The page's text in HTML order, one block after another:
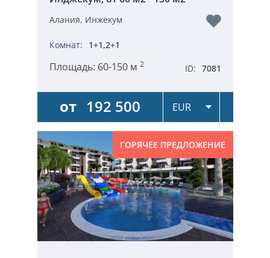
Алания, Инжекум
Комнат: 1+1,2+1
Площадь: 60-150 м 2 ID: 7081
от 192 500
ГОРЯЧЕЕ ПРЕДЛОЖЕНИЕ